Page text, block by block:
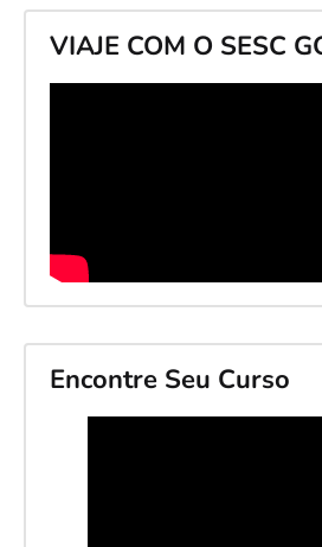
VIAJE COM O SESC
Encontre Seu Curso